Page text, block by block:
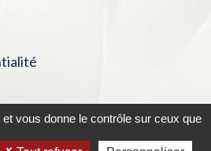
- Tous droits réservés | Mentions
vous donne le contrôle sur ceux que